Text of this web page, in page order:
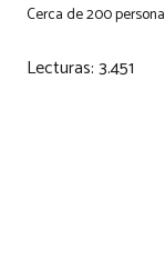
Cerca de 200
Lecturas:3.451